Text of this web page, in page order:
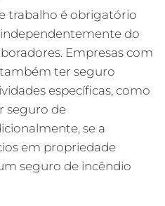
trabalho é obrigatório
independentemente do
Empresas com
ter seguro
específicas, como
seguro de
se a
em propriedade
seguro de incêndio